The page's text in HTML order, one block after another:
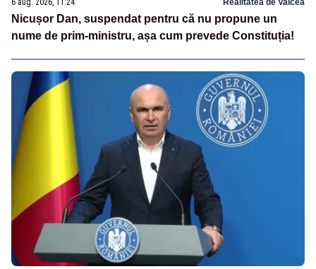
Nicușor Dan, suspendat pentru că nu propune un
nume de prim-ministru, așa cum prevede Constituția!